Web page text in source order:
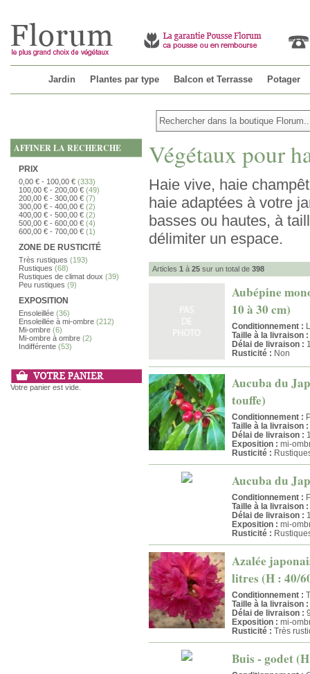
Jardin Plantes par type Balcon et Terrasse Potager
AFFINER LA RECHERCHE
PRIX
0,00 € - 100,00 € (333)
100,00 € - 200,00 € (49)
200,00 € - 300,00 € (7)
300,00 € - 400,00 € (2)
400,00 € - 500,00 € (2)
500,00 € - 600,00 € (4)
600,00 € - 700,00 € (1)
ZONE DE RUSTICITÉ
Très rustiques (193)
Rustiques (68)
Rustiques de climat doux (39)
Peu rustiques (9)
EXPOSITION
Ensoleillée (36)
Ensoleillée à mi-ombre (212)
Mi-ombre (6)
Mi-ombre à ombre (2)
Indifférente (53)
Votre panier est vide.
Végétaux pour
Haie vive, haie
haie adaptées à votre
basses ou hautes, à
délimiter un espace.
Articles 1 à 25 sur un total de 398
Aubépine
10 à 30 cm)
Conditionnement :
Taille à la livraison :
Délai de livraison :
Rusticité : Non
Aucuba du
touffe)
Conditionnement :
Taille à la livraison :
Délai de livraison :
Exposition : mi-
Rusticité :
Aucuba du
Conditionnement :
Taille à la livraison :
Délai de livraison :
Exposition : mi-
Rusticité :
Azalée
litres (H : 40/
Conditionnement :
Taille à la livraison :
Délai de livraison :
Exposition : mi-
Rusticité : Très
Buis - godet